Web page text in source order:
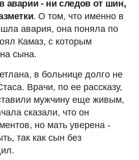
аварии - ни следов от шин,
. О том, что именно в
авария, она поняла по
Камаз, с которым
сына.
в больнице долго не
Врачи, по ее рассказу,
мужчину еще живым,
сказали, что он
но мать уверена -
так как сын без